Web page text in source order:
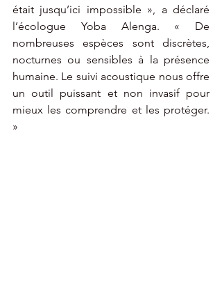
était jusqu’ici impossible », a déclaré
l’écologue Yoba Alenga. « De
nombreuses espèces sont discrètes,
nocturnes ou sensibles à la présence
humaine. Le suivi acoustique nous offre
un outil puissant et non invasif pour
mieux les comprendre et les protéger.
»